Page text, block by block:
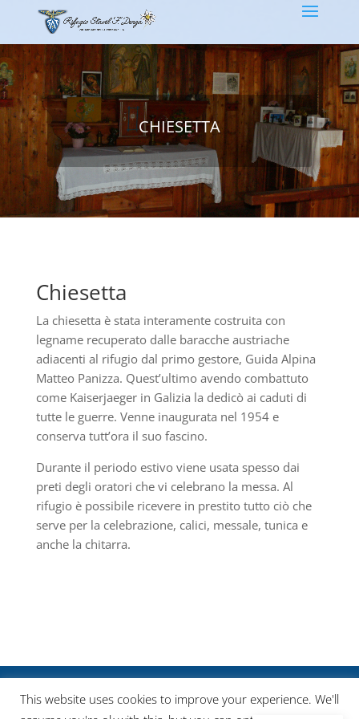
CHIESETTA
Chiesetta
La chiesetta è stata interamente costruita con
legname recuperato dalle baracche austriache
adiacenti al rifugio dal primo gestore, Guida Alpina
Matteo Panizza. Quest’ultimo avendo combattuto
come Kaiserjaeger in Galizia la dedicò ai caduti di
tutte le guerre. Venne inaugurata nel 1954 e
conserva tutt’ora il suo fascino.
Durante il periodo estivo viene usata spesso dai
preti degli oratori che vi celebrano la messa. Al
rifugio è possibile ricevere in prestito tutto ciò che
serve per la celebrazione, calici, messale, tunica e
anche la chitarra.
Rifugio Stavèl F. Denza - P.IVA 01659870222 | CIN:
IT022213B8X5XJ5QT5
This website uses cookies to improve your experience. We'll